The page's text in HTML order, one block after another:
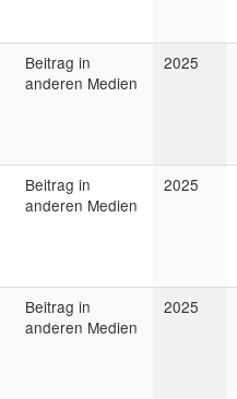
Beitrag in
anderen Medien
2025
Beitrag in
anderen Medien
2025
Beitrag in
anderen Medien
2025